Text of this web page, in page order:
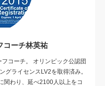
コーチ林英祐
コーチ。 オリンピック公認団
グライセンスLV2を取得済み。
関わり、延べ2100人以上をコ